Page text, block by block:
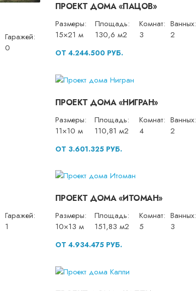
Гаражей:
0
ПРОЕКТ ДОМА «ПАЦОВ»
Размеры:
15×21 м
Площадь:
130,6 м2
Комнат:
3
Ванных:
2
ОТ 4.244.500 РУБ.
ПРОЕКТ ДОМА «НИГРАН»
Размеры:
11×10 м
Площадь:
110,81 м2
Комнат:
4
Ванных:
2
ОТ 3.601.325 РУБ.
Гаражей:
1
ПРОЕКТ ДОМА «ИТОМАН»
Размеры:
10×13 м
Площадь:
151,83 м2
Комнат:
5
Ванных:
3
ОТ 4.934.475 РУБ.